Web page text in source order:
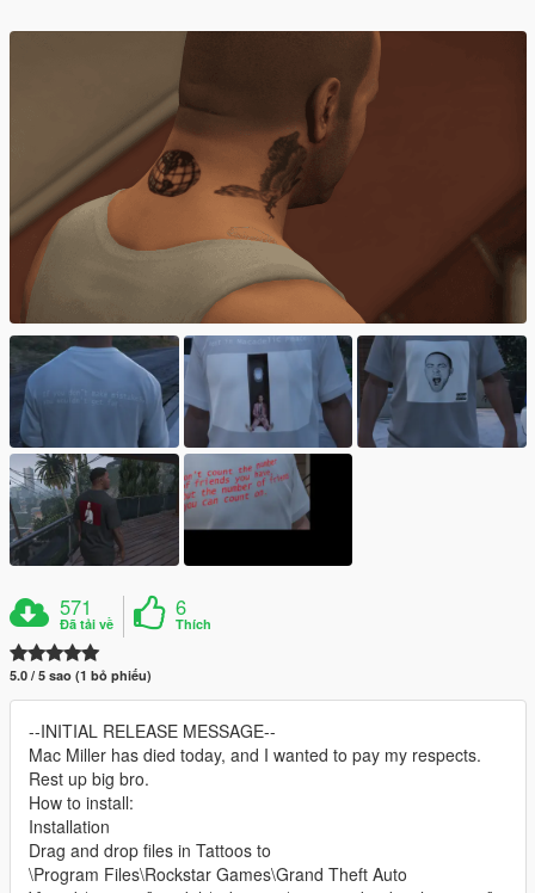
571
Đã tải về
6
Thích
5.0 / 5 sao (1 bỏ phiếu)
--INITIAL RELEASE MESSAGE--
Mac Miller has died today, and I wanted to pay my respects.
Rest up big bro.
How to install:
Installation
Drag and drop files in Tattoos to
\Program Files\Rockstar Games\Grand Theft Auto